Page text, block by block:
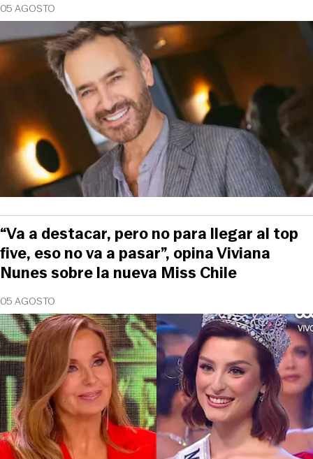
05 AGOSTO
05 AGOSTO
“Va a destacar, pero no para llegar al top
five, eso no va a pasar”, opina Viviana
Nunes sobre la nueva Miss Chile